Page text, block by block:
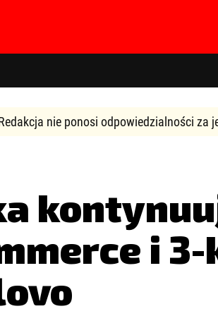
nie ponosi odpowiedzialności za
i